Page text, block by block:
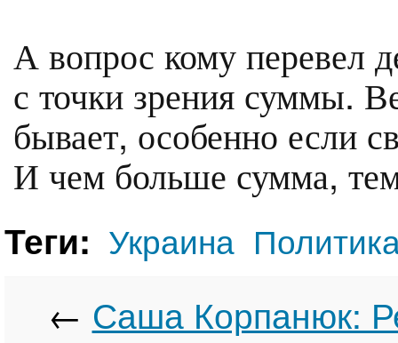
А вопрос кому перевел
с точки зрения суммы.
бывает, особенно если
И чем больше сумма,
Теги: Украина
← Саша Корпанюк: